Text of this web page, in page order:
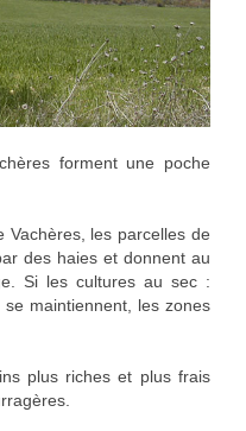
forment une poche
Vachères, les parcelles de
des haies et donnent au
Si les cultures au sec :
maintiennent, les zones
plus riches et plus frais